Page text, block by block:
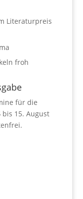
Literaturpreis
froh
für die
bis 15. August